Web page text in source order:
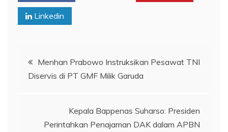
Linkedin
Navigasi
pos
Menhan Prabowo Instruksikan Pesawat TNI
Diservis di PT GMF Milik Garuda
Kepala Bappenas Suharso: Presiden
Perintahkan Penajaman DAK dalam APBN